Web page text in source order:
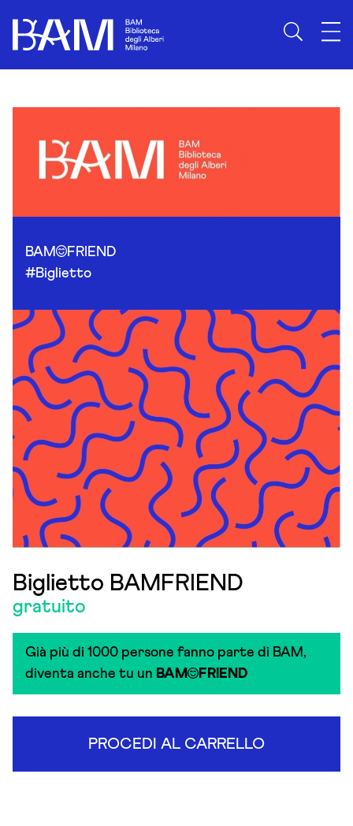
BAM
FRIEND
#Biglietto
Biglietto BAMFRIEND
gratuito
Già più di 1000 persone fanno parte di BAM,
diventa anche tu un BAM FRIEND
PROCEDI AL CARRELLO